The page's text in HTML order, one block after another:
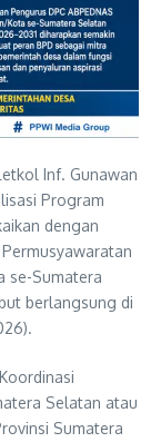
Inf. Gunawan
Program
dengan
se-Sumatera
berlangsung di
Selatan atau
Sumatera